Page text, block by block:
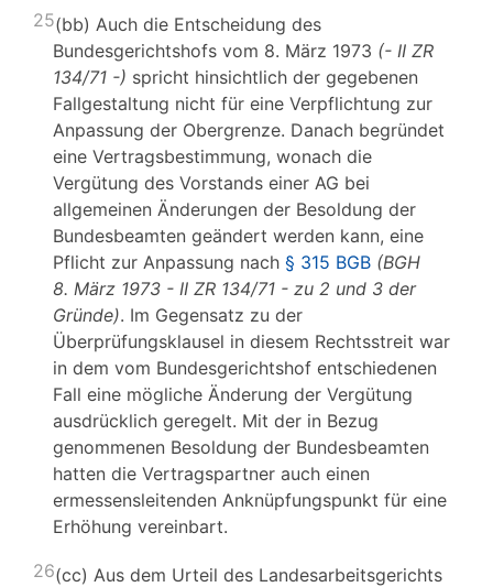
25(bb) Auch die Entscheidung des
Bundesgerichtshofs vom 8. März 1973 (- II ZR
134/71 -) spricht hinsichtlich der gegebenen
Fallgestaltung nicht für eine Verpflichtung zur
Anpassung der Obergrenze. Danach begründet
eine Vertragsbestimmung, wonach die
Vergütung des Vorstands einer AG bei
allgemeinen Änderungen der Besoldung der
Bundesbeamten geändert werden kann, eine
Pflicht zur Anpassung nach § 315 BGB (BGH
8. März 1973 - II ZR 134/71 - zu 2 und 3 der
Gründe). Im Gegensatz zu der
Überprüfungsklausel in diesem Rechtsstreit war
in dem vom Bundesgerichtshof entschiedenen
Fall eine mögliche Änderung der Vergütung
ausdrücklich geregelt. Mit der in Bezug
genommenen Besoldung der Bundesbeamten
hatten die Vertragspartner auch einen
ermessensleitenden Anknüpfungspunkt für eine
Erhöhung vereinbart.
26(cc) Aus dem Urteil des Landesarbeitsgerichts